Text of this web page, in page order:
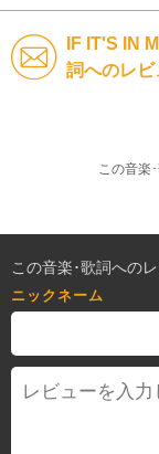
IF IT'S IN
詞へのレビ
この音楽
この音楽･歌詞への
ニックネーム